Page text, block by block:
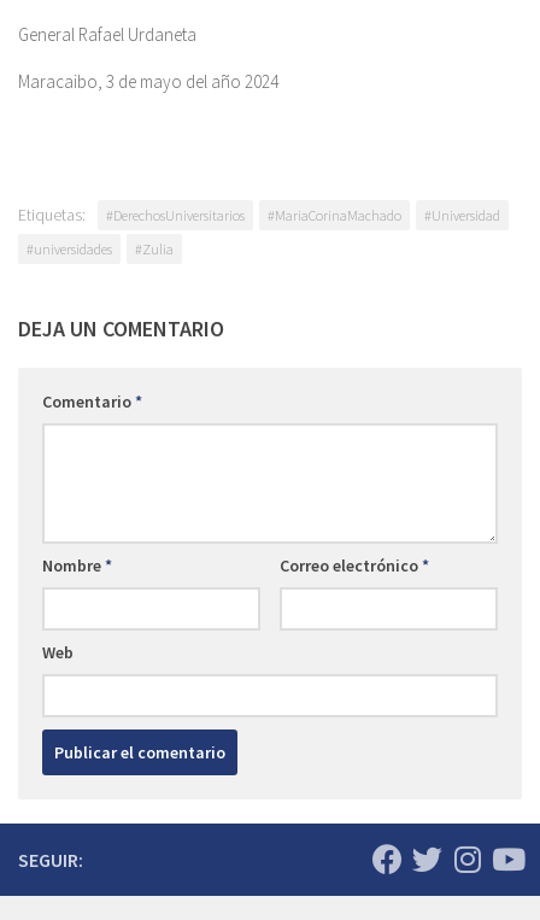
General Rafael Urdaneta
Maracaibo, 3 de mayo del año 2024
Etiquetas: #DerechosUniversitarios #MariaCorinaMachado
#Universidad
#universidades
#Zulia
DEJA UN COMENTARIO
Comentario*
Nombre* Correo electrónico*
Web
SEGUIR: